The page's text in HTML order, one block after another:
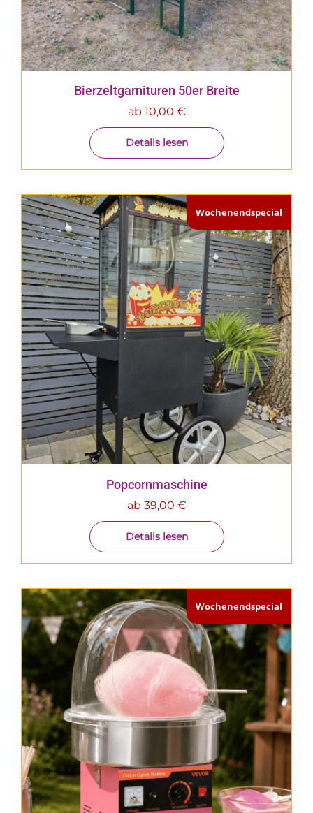
Bierzeltgarnituren 50er Breite
ab 10,00 €
Details lesen
Wochenendspecial
Popcornmaschine
ab 39,00 €
Details lesen
Wochenendspecial